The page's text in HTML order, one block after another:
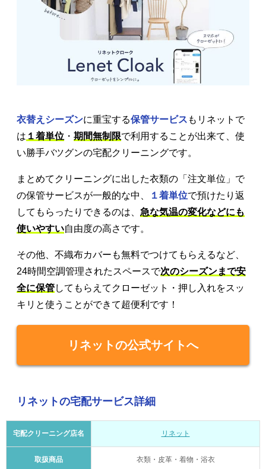
衣替えシーズンに重宝する保管サービス もリネットで
は １着単位 ・ 期間無制限で利用することが出来て、使
い勝手バツグンの宅配クリーニングです。
まとめてクリーニングに出した衣類の「注文単位」で
の保管サービスが一般的な中、
１着単位で預けたり返
してもらったりできるのは、 急な気温の変化などにも
使いやすい自由度の高さです。
その他、不織布カバーも無料でつけてもらえるなど、
24時間空調管理されたスペースで次のシーズンまで安
全に保管してもらえてクローゼット・押し入れをスッ
キリと使うことができて超便利です！
リネットの公式サイトへ
リネットの宅配サービス詳細
宅配クリーニング店名 リネット
取扱商品 衣類・皮革・着物・浴衣